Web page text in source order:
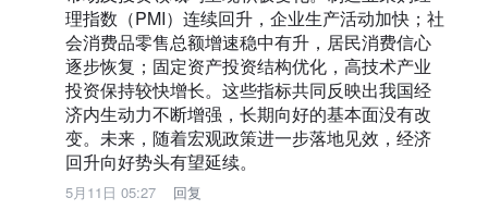
理指数（PMI）连续回升，企业生产活动加快；社
会消费品零售总额增速稳中有升，居民消费信心
逐步恢复；固定资产投资结构优化，高技术产业
投资保持较快增长。这些指标共同反映出我国经
济内生动力不断增强，长期向好的基本面没有改
变。未来，随着宏观政策进一步落地见效，经济
回升向好势头有望延续。
5月11日 05:27 回复